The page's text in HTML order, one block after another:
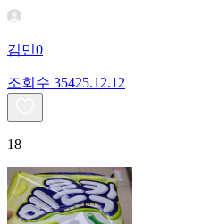
김민0
조회수 35425.12.12
18